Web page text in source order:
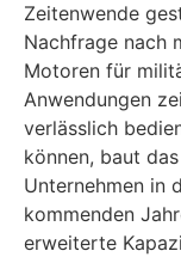
Zeitenwende
Nachfrage nach
Motoren für
Anwendungen
verlässlich
können, baut das
Unternehmen in
kommenden
erweiterte